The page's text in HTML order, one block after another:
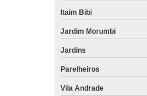
Itaim Bibi
Jardim Morumbi
Jardins
Parelheiros
Vila Andrade